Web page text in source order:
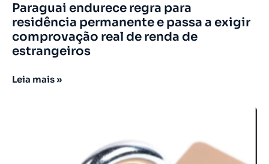
Paraguai endurece regra para
residência permanente e passa a exigir
comprovação real de renda de
estrangeiros
Leia mais »